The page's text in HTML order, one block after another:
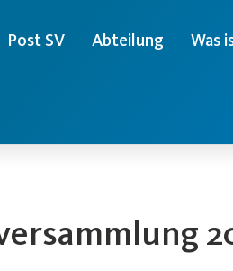
Post SV Abteilung Was